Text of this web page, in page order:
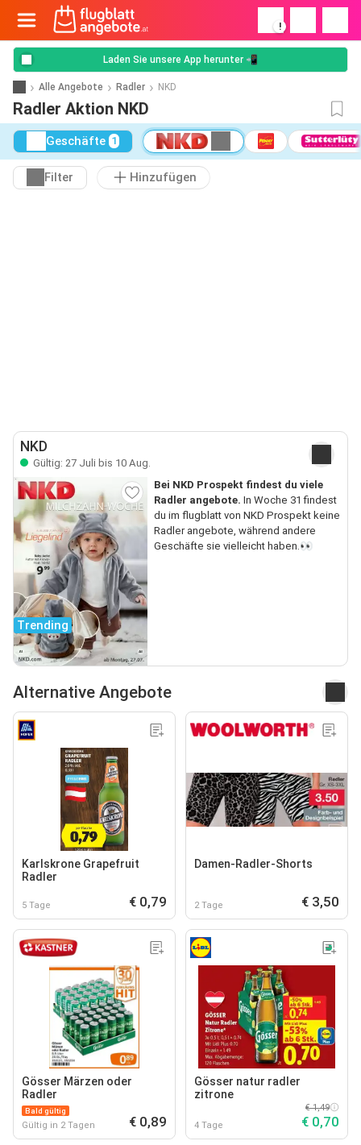
!
Laden Sie unsere App herunter 📲
Alle Angebote Radler NKD
Radler Aktion NKD
Geschäfte 1
Filter Hinzufügen
NKD
Gültig: 27 Juli bis 10 Aug.
Trending
Bei NKD Prospekt findest du viele
Radler angebote. In Woche 31 findest
du im flugblatt von NKD Prospekt keine
Radler angebote, während andere
Geschäfte sie vielleicht haben.👀
Alternative Angebote
Karlskrone Grapefruit
Radler
5 Tage € 0,79
Damen-Radler-Shorts
2 Tage € 3,50
Gösser Märzen oder
Radler
Bald gültig
Gültig in 2 Tagen € 0,89
Gösser natur radler
zitrone
4 Tage
€ 1,49
€ 0,70